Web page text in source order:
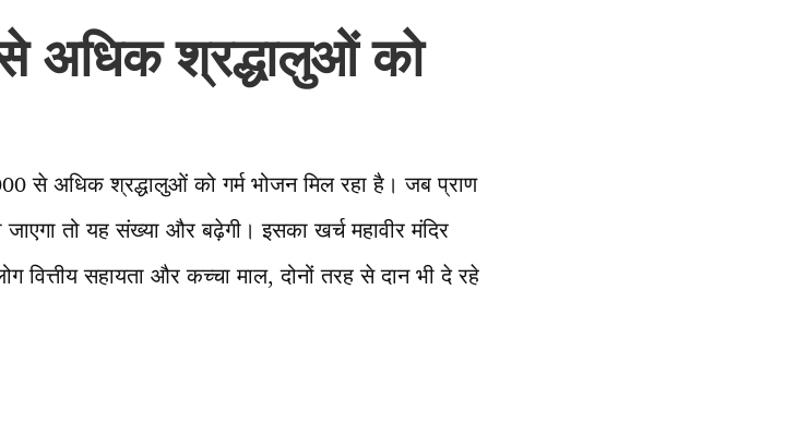
अधिक श्रद्धालुओं को
से अधिक श्रद्धालुओं को गर्म भोजन मिल रहा है। जब प्राण
तो यह संख्या और बढ़ेगी। इसका खर्च महावीर मंदिर
वित्तीय सहायता और कच्चा माल, दोनों तरह से दान भी दे रहे